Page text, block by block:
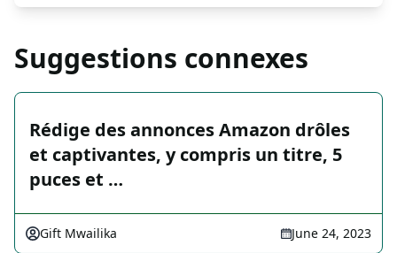
Suggestions connexes
Rédige des annonces Amazon drôles
et captivantes, y compris un titre, 5
puces et …
Gift Mwailika June 24, 2023